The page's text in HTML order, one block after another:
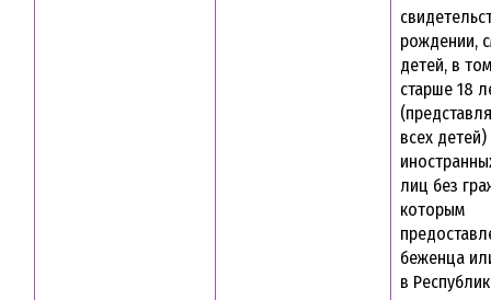
рождении,
детей, в
старше 18
всех
лиц без
которым
беженца
в